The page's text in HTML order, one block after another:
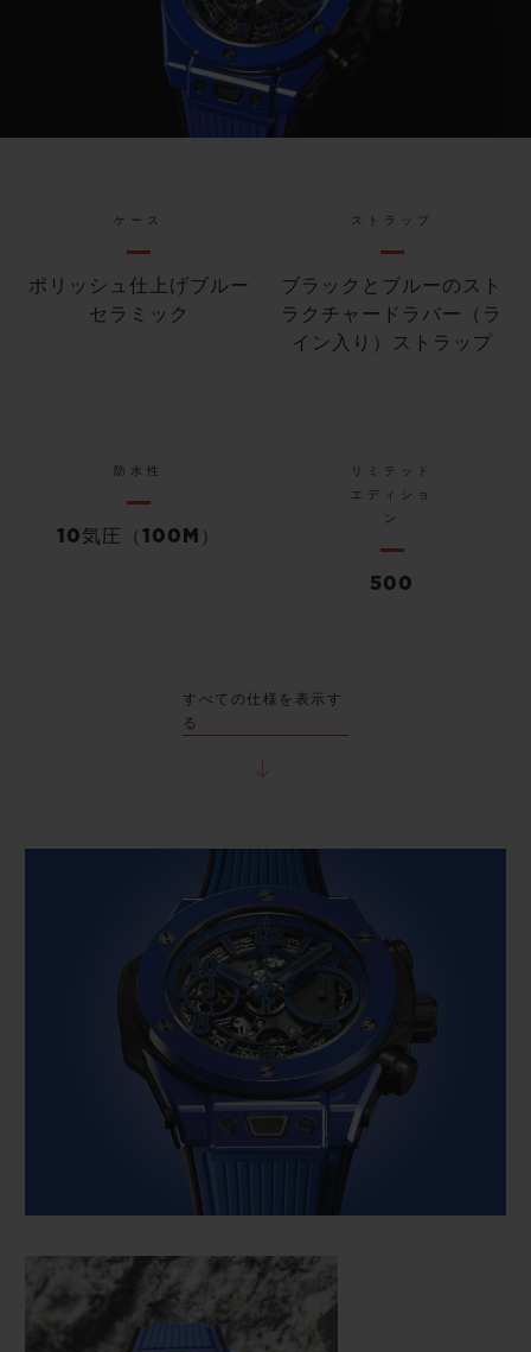
Play
ケース
ポリッシュ仕上げブルー
セラミック
ストラップ
ブラックとブルーのスト
ラクチャードラバー（ラ
イン入り）ストラップ
防水性
10気圧（100M）
リミテッド
エディショ
ン
500
すべての仕様を表示す
る